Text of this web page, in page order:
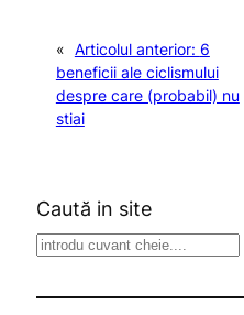
« Articolul anterior: 6
beneficii ale ciclismului
despre care (probabil) nu
stiai
Caută in site
S